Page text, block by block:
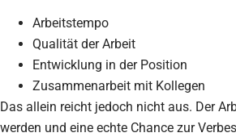
Arbeitstempo
Qualität der Arbeit
Entwicklung in der Position
Zusammenarbeit mit Kollegen
Das allein reicht jedoch nicht aus. Der
werden und eine echte Chance zur